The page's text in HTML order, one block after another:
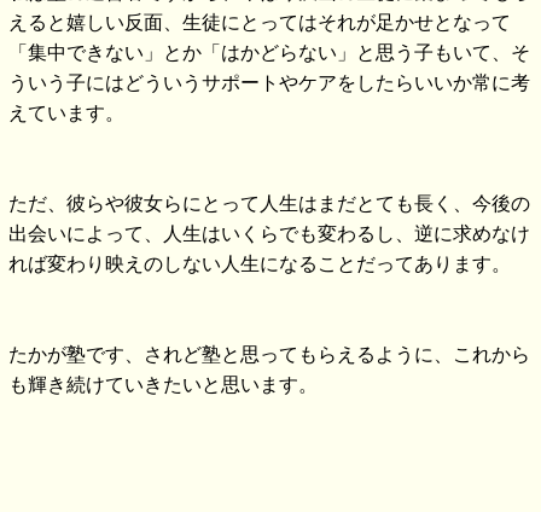
えると嬉しい反面、生徒にとってはそれが足かせとなって
「集中できない」とか「はかどらない」と思う子もいて、そ
ういう子にはどういうサポートやケアをしたらいいか常に考
えています。
ただ、彼らや彼女らにとって人生はまだとても長く、今後の
出会いによって、人生はいくらでも変わるし、逆に求めなけ
れば変わり映えのしない人生になることだってあります。
たかが塾です、されど塾と思ってもらえるように、これから
も輝き続けていきたいと思います。